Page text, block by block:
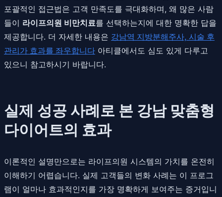
포괄적인 접근법은 고객 만족도를 극대화하며, 왜 많은 사람
들이 라이프의원 비만치료를 선택하는지에 대한 명확한 답을
제공합니다. 더 자세한 내용은 강남역 지방분해주사, 시술 후
관리가 효과를 좌우합니다 아티클에서도 심도 있게 다루고
있으니 참고하시기 바랍니다.
실제 성공 사례로 본 강남 맞춤형
다이어트의 효과
이론적인 설명만으로는 라이프의원 시스템의 가치를 온전히
이해하기 어렵습니다. 실제 고객들의 변화 사례는 이 프로그
램이 얼마나 효과적인지를 가장 명확하게 보여주는 증거입니